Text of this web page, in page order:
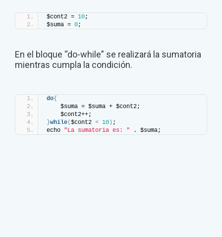
$cont2 = 10;
$suma = 0;
En el bloque “do-while” se realizará la sumatoria
mientras cumpla la condición.
do{
    $suma = $suma + $cont2;
    $cont2++;
}while($cont2 < 10) ;
echo "La sumatoria es: " . $suma;